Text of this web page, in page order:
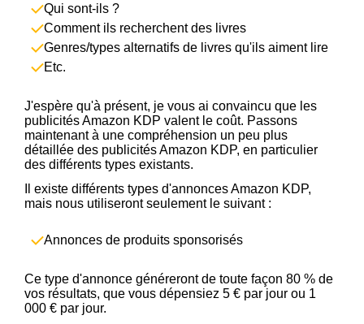
Qui sont-ils ?
Comment ils recherchent des livres
Genres/types alternatifs de livres qu'ils aiment lire
Etc.
J'espère qu'à présent, je vous ai convaincu que les
publicités Amazon KDP valent le coût. Passons
maintenant à une compréhension un peu plus
détaillée des publicités Amazon KDP, en particulier
des différents types existants.
Il existe différents types d'annonces Amazon KDP,
mais nous utiliseront seulement le suivant :
Annonces de produits sponsorisés
Ce type d'annonce généreront de toute façon 80 % de
vos résultats, que vous dépensiez 5 € par jour ou 1
000 € par jour.